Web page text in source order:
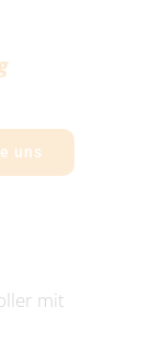
uns
mit